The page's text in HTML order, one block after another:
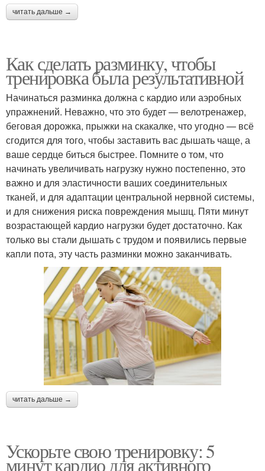
читать дальше →
Как сделать разминку, чтобы
тренировка была результативной
Начинаться разминка должна с кардио или аэробных
упражнений. Неважно, что это будет — велотренажер,
беговая дорожка, прыжки на скакалке, что угодно — всё
сгодится для того, чтобы заставить вас дышать чаще, а
ваше сердце биться быстрее. Помните о том, что
начинать увеличивать нагрузку нужно постепенно, это
важно и для эластичности ваших соединительных
тканей, и для адаптации центральной нервной системы,
и для снижения риска повреждения мышц. Пяти минут
возрастающей кардио нагрузки будет достаточно. Как
только вы стали дышать с трудом и появились первые
капли пота, эту часть разминки можно заканчивать.
читать дальше →
Ускорьте свою тренировку: 5
минут кардио для активного